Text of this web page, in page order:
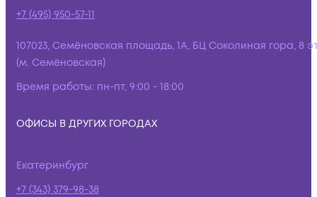
+7 (495) 950-57-11
107023, Семёновская площадь, 1А, БЦ Соколиная гора, 8
(м. Семёновская)
Время работы: пн-пт, 9:00 - 18:00
ОФИСЫ В ДРУГИХ ГОРОДАХ
Екатеринбург
+7 (343) 379-98-38